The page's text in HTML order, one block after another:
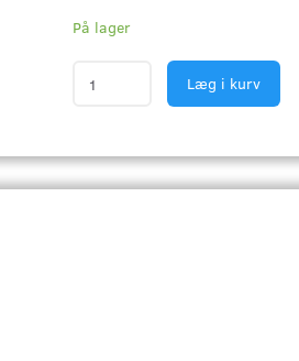
På lager
Læg i kurv